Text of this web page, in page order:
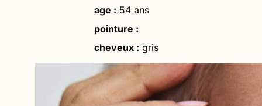
age : 54 ans
pointure :
cheveux : gris